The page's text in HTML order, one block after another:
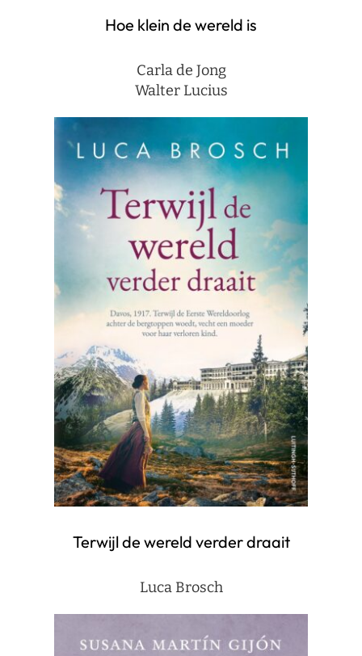
Hoe klein de wereld is
Carla de Jong
Walter Lucius
Terwijl de wereld verder draait
Luca Brosch